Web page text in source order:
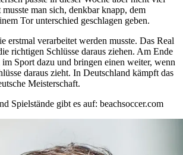
man sich, denkbar knapp, dem
Tor unterschied geschlagen geben.
erstmal verarbeitet werden musste. Das Real
richtigen Schlüsse daraus ziehen. Am Ende
Sport dazu und bringen einen weiter, wenn
daraus zieht. In Deutschland kämpft das
Meisterschaft.
Spielstände gibt es auf: beachsoccer.com